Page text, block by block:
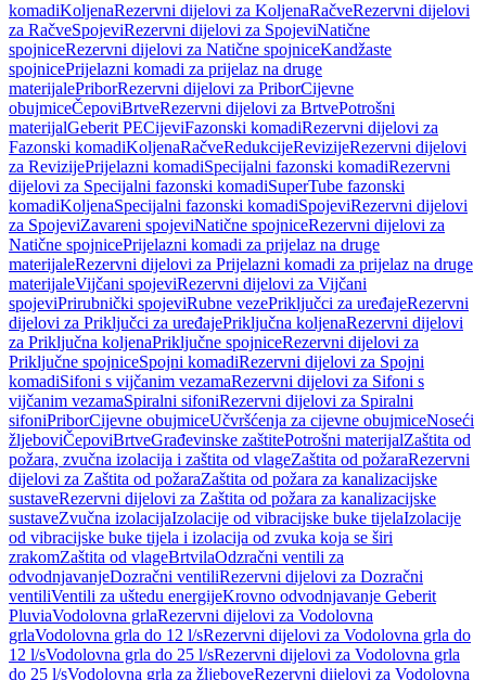
komadiKoljenaRezervni dijelovi za KoljenaRačveRezervni dijelovi
za RačveSpojeviRezervni dijelovi za SpojeviNatične
spojniceRezervni dijelovi za Natične spojniceKandžaste
spojnicePrijelazni komadi za prijelaz na druge
materijalePriborRezervni dijelovi za PriborCijevne
obujmiceČepoviBrtveRezervni dijelovi za BrtvePotrošni
materijalGeberit PECijeviFazonski komadiRezervni dijelovi za
Fazonski komadiKoljenaRačveRedukcijeRevizijeRezervni dijelovi
za RevizijePrijelazni komadiSpecijalni fazonski komadiRezervni
dijelovi za Specijalni fazonski komadiSuperTube fazonski
komadiKoljenaSpecijalni fazonski komadiSpojeviRezervni dijelovi
za SpojeviZavareni spojeviNatične spojniceRezervni dijelovi za
Natične spojnicePrijelazni komadi za prijelaz na druge
materijaleRezervni dijelovi za Prijelazni komadi za prijelaz na druge
materijaleVijčani spojeviRezervni dijelovi za Vijčani
spojeviPrirubnički spojeviRubne vezePriključci za uređajeRezervni
dijelovi za Priključci za uređajePriključna koljenaRezervni dijelovi
za Priključna koljenaPriključne spojniceRezervni dijelovi za
Priključne spojniceSpojni komadiRezervni dijelovi za Spojni
komadiSifoni s vijčanim vezamaRezervni dijelovi za Sifoni s
vijčanim vezamaSpiralni sifoniRezervni dijelovi za Spiralni
sifoniPriborCijevne obujmiceUčvršćenja za cijevne obujmiceNoseći
žljeboviČepoviBrtveGrađevinske zaštitePotrošni materijalZaštita od
požara, zvučna izolacija i zaštita od vlageZaštita od požaraRezervni
dijelovi za Zaštita od požaraZaštita od požara za kanalizacijske
sustaveRezervni dijelovi za Zaštita od požara za kanalizacijske
sustaveZvučna izolacijaIzolacije od vibracijske buke tijelaIzolacije
od vibracijske buke tijela i izolacija od zvuka koja se širi
zrakomZaštita od vlageBrtvilaOdzračni ventili za
odvodnjavanjeDozračni ventiliRezervni dijelovi za Dozračni
ventiliVentili za uštedu energijeKrovno odvodnjavanje Geberit
PluviaVodolovna grlaRezervni dijelovi za Vodolovna
grlaVodolovna grla do 12 l/sRezervni dijelovi za Vodolovna grla do
12 l/sVodolovna grla do 25 l/sRezervni dijelovi za Vodolovna grla
do 25 l/sVodolovna grla za žljeboveRezervni dijelovi za Vodolovna